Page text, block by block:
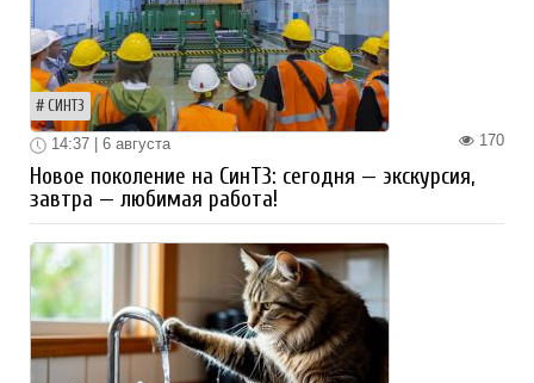
СИНТЗ
170
14:37 | 6 августа
Новое поколение на СинТЗ: сегодня — экскурсия,
завтра — любимая работа!